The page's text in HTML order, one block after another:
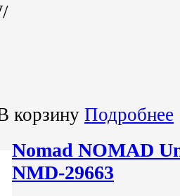
корзину Подробнее
Nomad NOMAD
NMD-29663